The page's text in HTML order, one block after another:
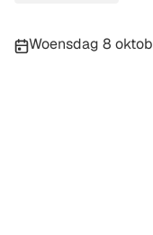
Publicatiedatum:
Woensdag 8